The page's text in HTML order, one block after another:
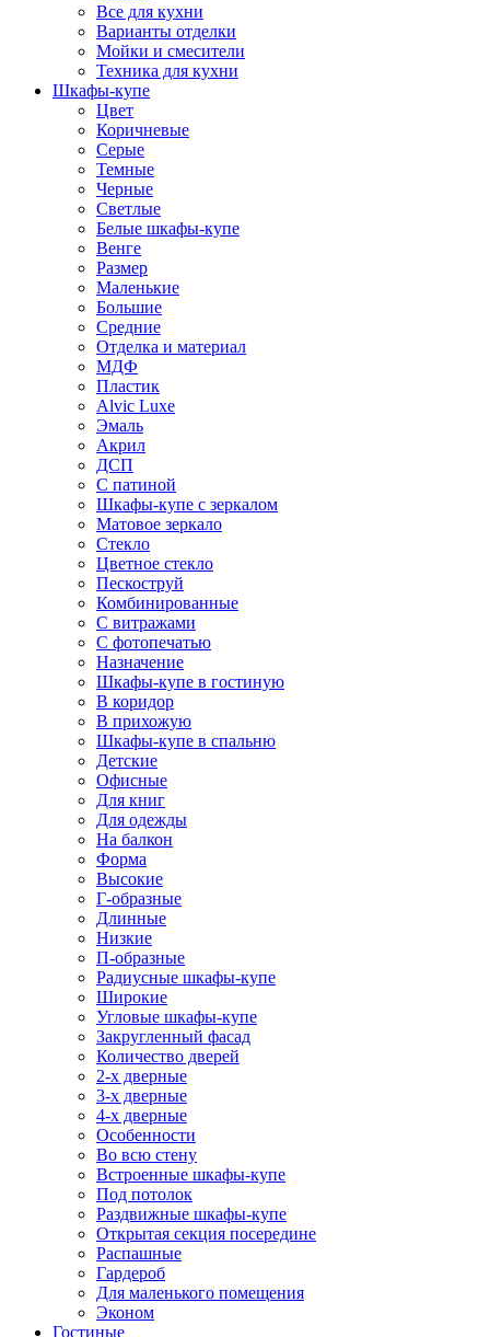
Все для кухни
Варианты отделки
Мойки и смесители
Техника для кухни
Шкафы-купе
Цвет
Коричневые
Серые
Темные
Черные
Светлые
Белые шкафы-купе
Венге
Размер
Маленькие
Большие
Средние
Отделка и материал
МДФ
Пластик
Alvic Luxe
Эмаль
Акрил
ДСП
С патиной
Шкафы-купе с зеркалом
Матовое зеркало
Стекло
Цветное стекло
Пескоструй
Комбинированные
С витражами
С фотопечатью
Назначение
Шкафы-купе в гостиную
В коридор
В прихожую
Шкафы-купе в спальню
Детские
Офисные
Для книг
Для одежды
На балкон
Форма
Высокие
Г-образные
Длинные
Низкие
П-образные
Радиусные шкафы-купе
Широкие
Угловые шкафы-купе
Закругленный фасад
Количество дверей
2-х дверные
3-х дверные
4-х дверные
Особенности
Во всю стену
Встроенные шкафы-купе
Под потолок
Раздвижные шкафы-купе
Открытая секция посередине
Распашные
Гардероб
Для маленького помещения
Эконом
Гостиные